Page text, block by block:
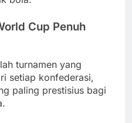
Cup Penuh
turnamen yang
setiap konfederasi,
paling prestisius bagi